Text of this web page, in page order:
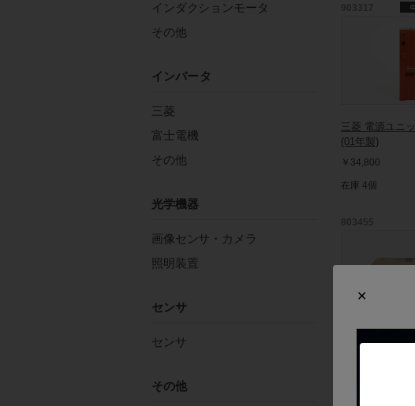
三菱 電源ユニ
(01年製)
￥34,800
在庫 4個
三菱 増設ケー
インダクションモータ
その他
インバータ
三菱
富士電機
その他
光学機器
画像センサ・カメラ
照明装置
センサ
センサ
その他